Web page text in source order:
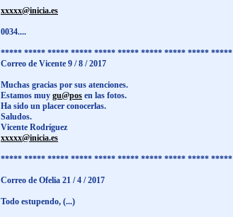
xxxxx@inicia.es
0034....
***** ***** ***** ***** ***** ***** ***** ***** ***** *****
Correo de Vicente 9 / 8 / 2017
Muchas gracias por sus atenciones.
Estamos muy gu@pos en las fotos.
Ha sido un placer conocerlas.
Saludos.
Vicente Rodríguez
xxxxx@inicia.es
***** ***** ***** ***** ***** ***** ***** ***** ***** *****
Correo de Ofelia 21 / 4 / 2017
Todo estupendo, (...)